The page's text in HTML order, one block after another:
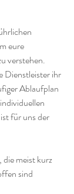
eure
verstehen.
Dienstleister ihr
Ablaufplan
für uns der
die meist kurz
sind